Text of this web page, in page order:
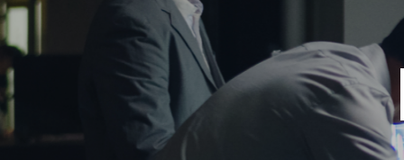
Skip
content